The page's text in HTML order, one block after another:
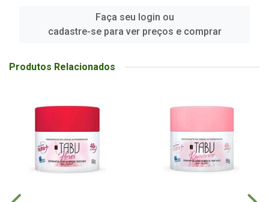
Faça seu login ou
cadastre-se para ver preços e comprar
Produtos Relacionados